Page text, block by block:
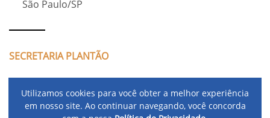
Utilizamos cookies para você obter a melhor experiência
em nosso site. Ao continuar navegando, você concorda
São Paulo/SP
SECRETARIA PLANTÃO
de segunda a sexta feira das 9h às 17h
fechado para almoço das 12h às 13h